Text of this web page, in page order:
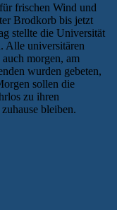
frischen Wind und
Brodkorb bis jetzt
stellte die Universität
Alle universitären
morgen, am
wurden gebeten,
sollen die
zu ihren
bleiben.